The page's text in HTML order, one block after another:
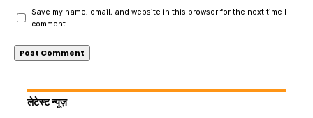
Save my name, email, and website in this browser for the next time I
comment.
लेटेस्ट न्यूज़